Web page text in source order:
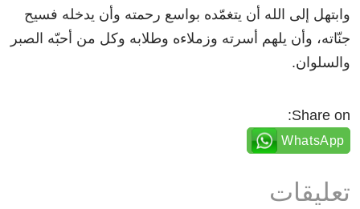
وابتهل إلى الله أن يتغمّده بواسع رحمته وأن يدخله فسيح
جنّاته، وأن يلهم أسرته وزملاءه وطلابه وكل من أحبّه الصبر
والسلوان.
Share on:
WhatsApp
تعليقات